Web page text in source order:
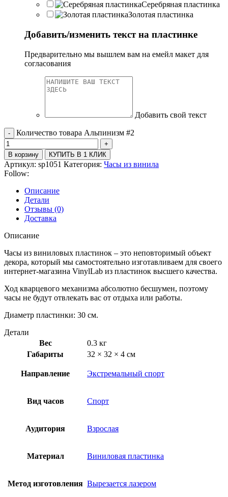
Серебряная пластинка
Золотая пластинка
Добавить/изменить текст на пластинке
Предварительно мы вышлем вам на емейл макет для
согласования
Добавить свой текст
Количество товара Альпинизм #2
В корзину КУПИТЬ В 1 КЛИК
Артикул: sp1051 Категория: Часы из винила
Follow:
Описание
Детали
Отзывы (0)
Доставка
Описание
Часы из виниловых пластинок – это неповторимый объект
декора, который мы самостоятельно изготавливаем для своего
интернет-магазина VinylLab из пластинок высшего качества.
Ход кварцевого механизма абсолютно бесшумен, поэтому
часы не будут отвлекать вас от отдыха или работы.
Диаметр пластинки: 30 см.
Детали
Вес
0.3 кг
Габариты
32 × 32 × 4 см
Направление Экстремальный спорт
Вид часов Спорт
Аудитория Взрослая
Материал Виниловая пластинка
Метод изготовления Вырезается лазером